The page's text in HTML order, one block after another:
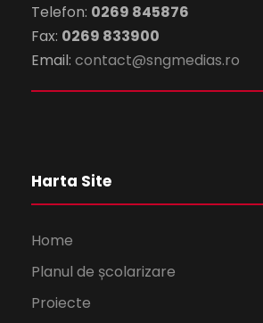
Telefon: 0269 845876
Fax: 0269 833900
Email: contact@sngmedias.ro
Harta Site
Home
Planul de școlarizare
Proiecte